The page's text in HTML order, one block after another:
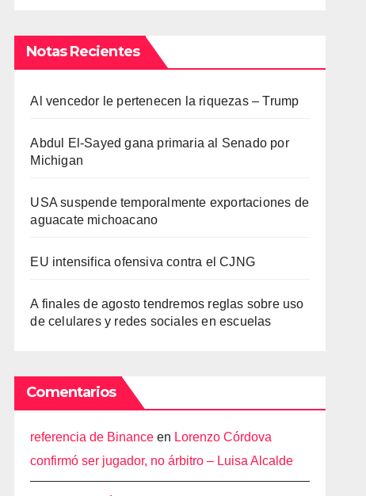
Notas Recientes
Al vencedor le pertenecen la riquezas – Trump
Abdul El-Sayed gana primaria al Senado por
Michigan
USA suspende temporalmente exportaciones de
aguacate michoacano
EU intensifica ofensiva contra el CJNG
A finales de agosto tendremos reglas sobre uso
de celulares y redes sociales en escuelas
Comentarios
referencia de Binance en Lorenzo Córdova
confirmó ser jugador, no árbitro – Luisa Alcalde